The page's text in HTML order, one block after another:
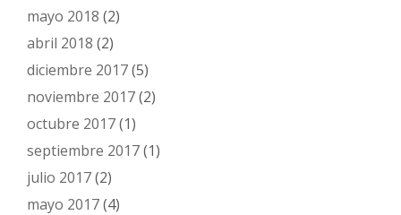
mayo 2018 (2)
abril 2018 (2)
diciembre 2017(5)
noviembre 2017(2)
octubre 2017(1)
septiembre 2017(1)
julio 2017(2)
mayo 2017(4)